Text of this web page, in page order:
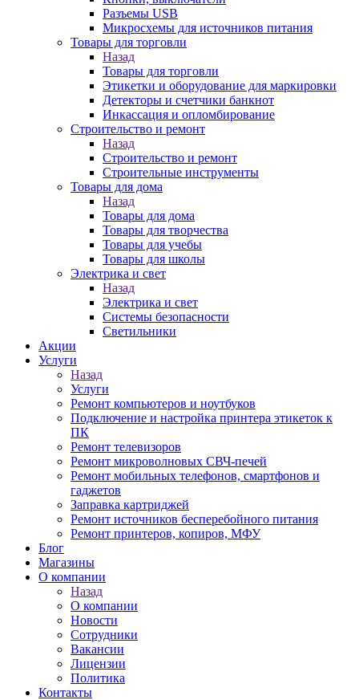
Разъемы USB
Микросхемы для источников питания
Товары для торговли
Назад
Товары для торговли
Этикетки и оборудование для маркировки
Детекторы и счетчики банкнот
Инкассация и опломбирование
Строительство и ремонт
Назад
Строительство и ремонт
Строительные инструменты
Товары для дома
Назад
Товары для дома
Товары для творчества
Товары для учебы
Товары для школы
Электрика и свет
Назад
Электрика и свет
Системы безопасности
Светильники
Акции
Услуги
Назад
Услуги
Ремонт компьютеров и ноутбуков
Подключение и настройка принтера этикеток к
ПК
Ремонт телевизоров
Ремонт микроволновых СВЧ-печей
Ремонт мобильных телефонов, смартфонов и
гаджетов
Заправка картриджей
Ремонт источников бесперебойного питания
Ремонт принтеров, копиров, МФУ
Блог
Магазины
О компании
Назад
О компании
Новости
Сотрудники
Вакансии
Лицензии
Политика
Контакты